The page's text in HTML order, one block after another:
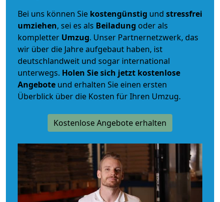
Bei uns können Sie kostengünstig und stressfrei
umziehen, sei es als Beiladung oder als
kompletter Umzug. Unser Partnernetzwerk, das
wir über die Jahre aufgebaut haben, ist
deutschlandweit und sogar international
unterwegs. Holen Sie sich jetzt kostenlose
Angebote und erhalten Sie einen ersten
Überblick über die Kosten für Ihren Umzug.
Kostenlose Angebote erhalten